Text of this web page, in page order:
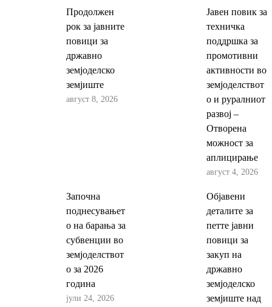
Продолжен
рок за јавните
повици за
државно
земјоделско
земјиште
август 8, 2026
Јавен повик за
техничка
поддршка за
промотивни
активности во
земјоделствот
о и руралниот
развој –
Отворена
можност за
аплицирање
август 4, 2026
Започна
поднесувањет
о на барања за
субвенции во
земјоделствот
о за 2026
година
јули 24, 2026
Објавени
деталите за
петте јавни
повици за
закуп на
државно
земјоделско
земјиште над